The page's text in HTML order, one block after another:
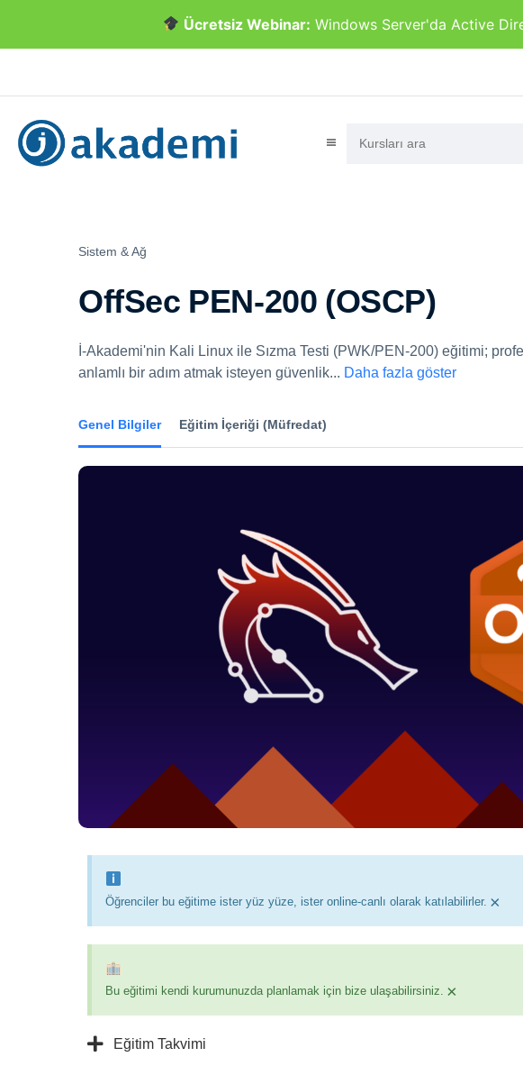
Ücretsiz Webinar: Windows Server'da Active
Sistem & Ağ
OffSec PEN-200 (OSCP)
İ-Akademi'nin Kali Linux ile Sızma Testi (PWK/PEN-200) eğitimi;
anlamlı bir adım atmak isteyen güvenlik... Daha fazla göster
Genel Bilgiler Eğitim İçeriği (Müfredat)
Öğrenciler bu eğitime ister yüz yüze, ister online-canlı olarak katılabilirler. ×
Bu eğitimi kendi kurumunuzda planlamak için bize ulaşabilirsiniz. ×
Eğitim Takvimi